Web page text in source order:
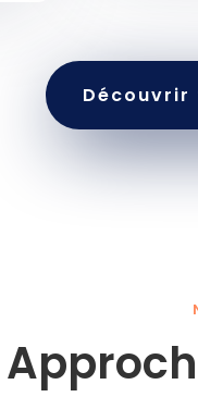
Découvrir